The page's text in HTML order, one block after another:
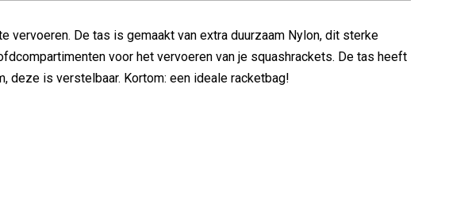
De tas is gemaakt van extra duurzaam Nylon, dit sterke
voor het vervoeren van je squashrackets. De tas heeft
deze is verstelbaar. Kortom: een ideale racketbag!